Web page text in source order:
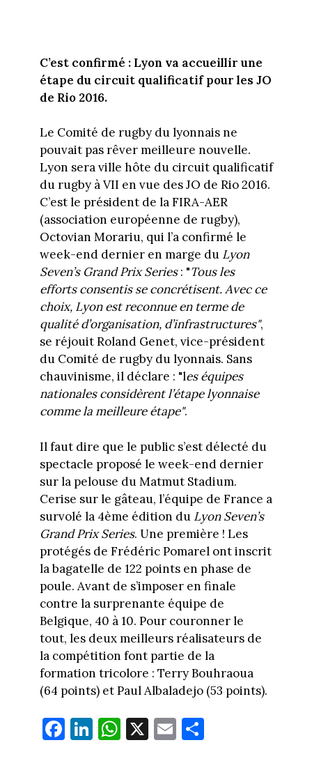
C’est confirmé : Lyon va accueillir une
étape du circuit qualificatif pour les JO
de Rio 2016.
Le Comité de rugby du lyonnais ne
pouvait pas rêver meilleure nouvelle.
Lyon sera ville hôte du circuit qualificatif
du rugby à VII en vue des JO de Rio 2016.
C’est le président de la FIRA-AER
(association européenne de rugby),
Octovian Morariu, qui l’a confirmé le
week-end dernier en marge du Lyon
Seven’s Grand Prix Series: "Tous les
efforts consentis se concrétisent. Avec ce
choix, Lyon est reconnue en terme de
qualité d’organisation, d’infrastructures",
se réjouit Roland Genet, vice-président
du Comité de rugby du lyonnais. Sans
chauvinisme, il déclare : "les équipes
nationales considèrent l’étape lyonnaise
comme la meilleure étape".
Il faut dire que le public s’est délecté du
spectacle proposé le week-end dernier
sur la pelouse du Matmut Stadium.
Cerise sur le gâteau, l’équipe de France a
survolé la 4ème édition du Lyon Seven’s
Grand Prix Series. Une première ! Les
protégés de Frédéric Pomarel ont inscrit
la bagatelle de 122 points en phase de
poule. Avant de s’imposer en finale
contre la surprenante équipe de
Belgique, 40 à 10. Pour couronner le
tout, les deux meilleurs réalisateurs de
la compétition font partie de la
formation tricolore : Terry Bouhraoua
(64 points) et Paul Albaladejo (53 points).
Fa
ce
Li
nk
W
ha
X E
m
Pa
rt